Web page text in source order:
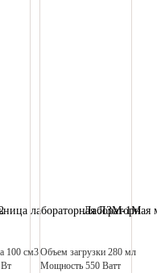
лабораторная ЛЗМ-1М
100 см3Объем загрузки 280 мл
Мощность 550 Ватт